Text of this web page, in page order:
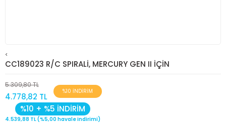
<
CC189023 R/C SPIRALİ, MERCURY GEN II İÇİN
5.309,80 TL
4.778,82 TL
%10 İNDİRİM
%10 + %5 İNDİRİM
4.539,88 TL (%5,00 havale indirimi)